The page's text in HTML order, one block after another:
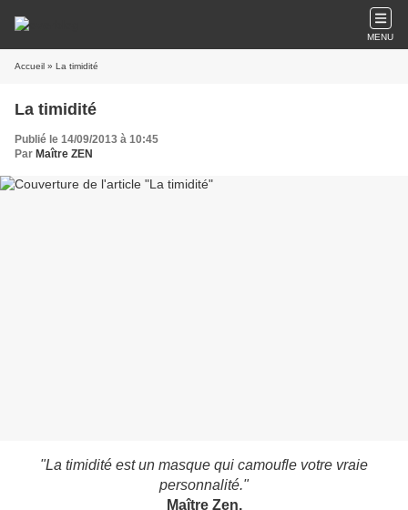
MENU
Accueil » La timidité
La timidité
Publié le 14/09/2013 à 10:45
Par Maître ZEN
"La timidité est un masque qui camoufle votre vraie
personnalité."
Maître Zen.